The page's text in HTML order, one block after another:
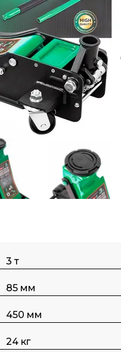
3 т
85 мм
450 мм
24 кг